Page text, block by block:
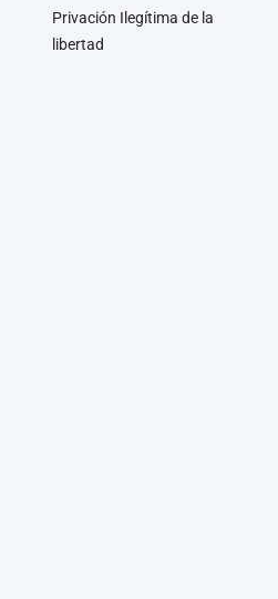
Privación Ilegítima de la
libertad